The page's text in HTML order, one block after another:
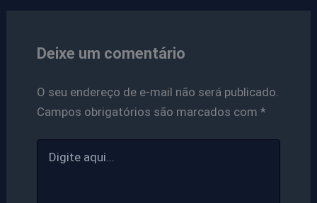
Deixe um comentário
O seu endereço de e-mail não será publicado.
Campos obrigatórios são marcados com *
aqui...